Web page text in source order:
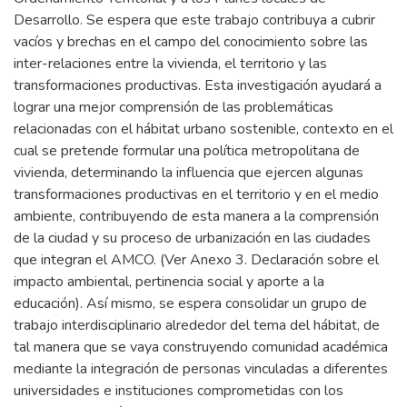
Desarrollo. Se espera que este trabajo contribuya a cubrir
vacíos y brechas en el campo del conocimiento sobre las
inter-relaciones entre la vivienda, el territorio y las
transformaciones productivas. Esta investigación ayudará a
lograr una mejor comprensión de las problemáticas
relacionadas con el hábitat urbano sostenible, contexto en el
cual se pretende formular una política metropolitana de
vivienda, determinando la influencia que ejercen algunas
transformaciones productivas en el territorio y en el medio
ambiente, contribuyendo de esta manera a la comprensión
de la ciudad y su proceso de urbanización en las ciudades
que integran el AMCO. (Ver Anexo 3. Declaración sobre el
impacto ambiental, pertinencia social y aporte a la
educación). Así mismo, se espera consolidar un grupo de
trabajo interdisciplinario alrededor del tema del hábitat, de
tal manera que se vaya construyendo comunidad académica
mediante la integración de personas vinculadas a diferentes
universidades e instituciones comprometidas con los